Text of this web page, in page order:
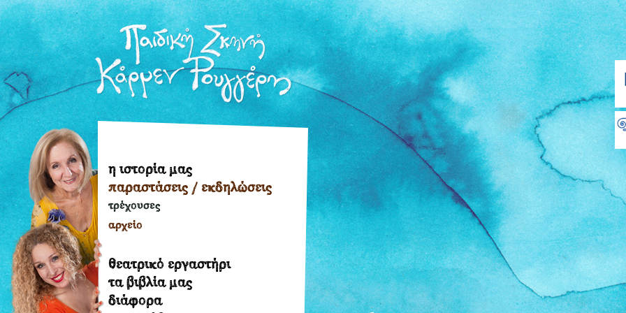
η ιστορία μας
παραστάσεις / εκδηλώσεις
τρέχουσες
αρχείο
θεατρικό εργαστήρι
τα βιβλία μας
διάφορα
η
ιστορία
μας
παραστάσεις
/
εκδηλώσεις
τρέχουσες
αρχείο